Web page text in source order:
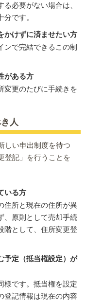
必要がない場合は、
です。
かけずに済ませたい方
ンで完結できるこの制
がある方
変更のたびに手続きを
人
しい申出制度を待つ
登記」を行うことを
いる方
住所と現在の住所が異
、原則として売却手続
階として、住所変更登
予定（抵当権設定）が
様です。抵当権を設定
登記情報は現在の内容